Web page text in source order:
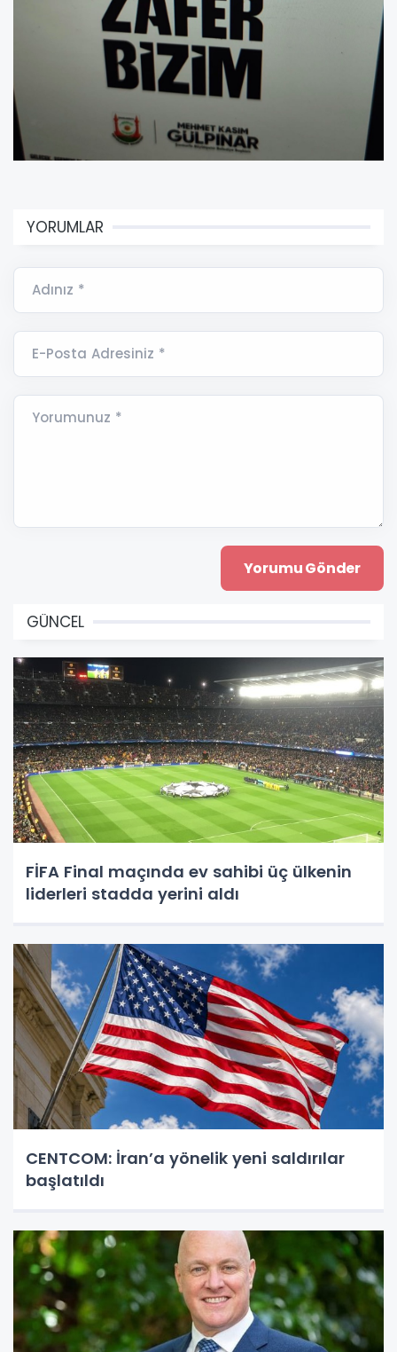
YORUMLAR
Adınız *
E-Posta Adresiniz *
Yorumunuz *
GÜNCEL
FİFA Final maçında ev sahibi üç ülkenin
liderleri stadda yerini aldı
CENTCOM: İran’a yönelik yeni saldırılar
başlatıldı